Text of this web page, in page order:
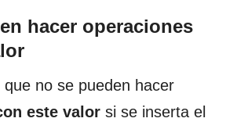
hacer operaciones
no se pueden hacer
este valor si se inserta el